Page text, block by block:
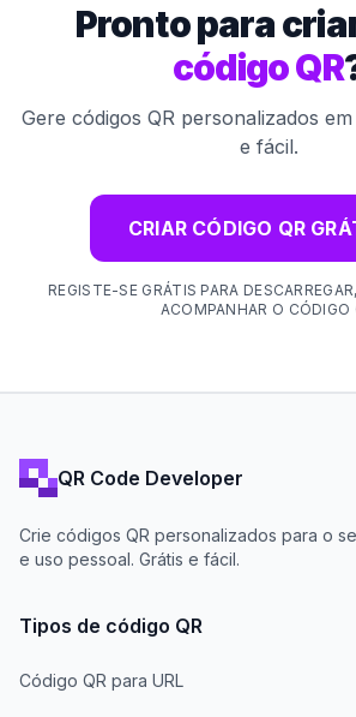
Pronto para
código QR
Gere códigos QR personalizados
e fácil.
CRIAR CÓDIGO QR
REGISTE-SE GRÁTIS PARA
ACOMPANHAR O CÓDIGO
QR Code Developer
Crie códigos QR personalizados para o
e uso pessoal. Grátis e fácil.
Tipos de código QR
Código QR para URL